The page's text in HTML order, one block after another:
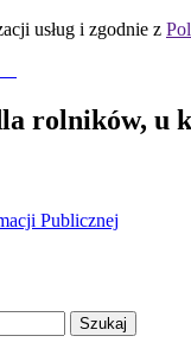
usług i zgodnie z
rolników, u
Publicznej
Szukaj